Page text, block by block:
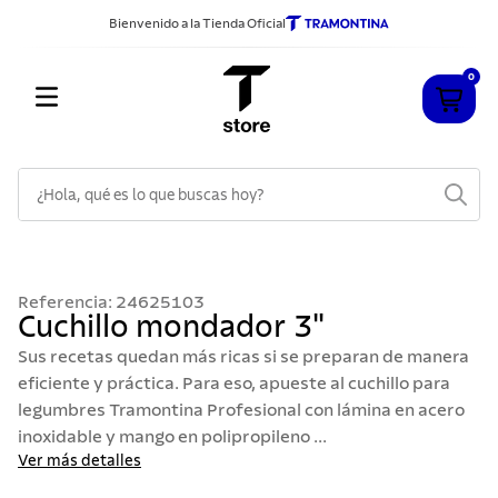
Bienvenido a la Tienda Oficial
0
Referencia: 24625103
Cuchillo mondador 3"
Sus recetas quedan más ricas si se preparan de manera
eficiente y práctica. Para eso, apueste al cuchillo para
legumbres Tramontina Profesional con lámina en acero
inoxidable y mango en polipropileno ...
Ver más detalles
2.
sarten
3 .
cubiertos
4.
ollas
5.
acero inoxidable
6.
442